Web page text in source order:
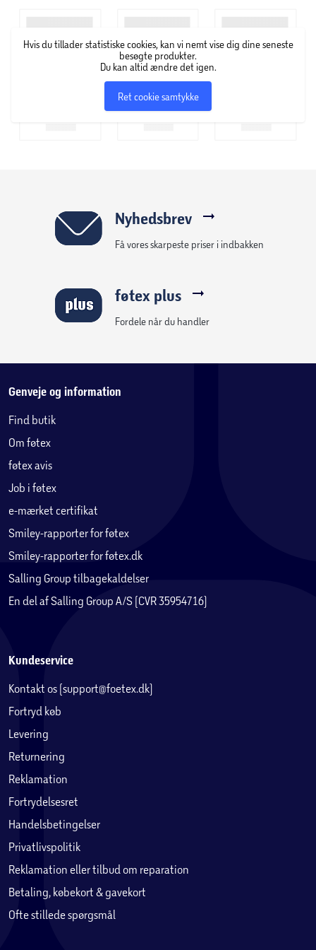
Hvis du tillader statistiske cookies, kan vi nemt vise dig dine seneste
besøgte produkter.
Du kan altid ændre det igen.
Ret cookie samtykke
Nyhedsbrev
Få vores skarpeste priser i indbakken
føtex plus
Fordele når du handler
Genveje og information
Find butik
Om føtex
føtex avis
Job i føtex
e-mærket certifikat
Smiley-rapporter for føtex
Smiley-rapporter for føtex.dk
Salling Group tilbagekaldelser
En del af Salling Group A/S (CVR 35954716)
Kundeservice
Kontakt os (support@foetex.dk)
Fortryd køb
Levering
Returnering
Reklamation
Fortrydelsesret
Handelsbetingelser
Privatlivspolitik
Reklamation eller tilbud om reparation
Betaling, købekort & gavekort
Ofte stillede spørgsmål